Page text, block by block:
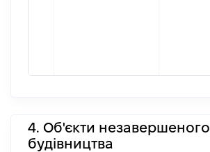
4. Об'єкти незавершеного
будівництва